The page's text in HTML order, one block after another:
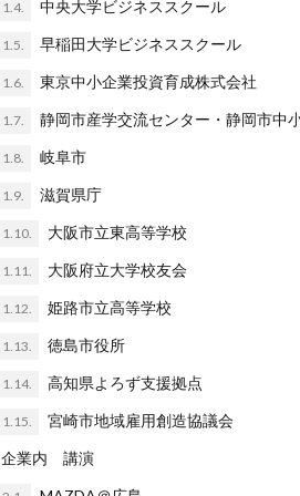
1.4. 中央大学ビジネススクール
1.5. 早稲田大学ビジネススクール
1.6. 東京中小企業投資育成株式会社
1.7. 静岡市産学交流センター・静岡市中
1.8. 岐阜市
1.9. 滋賀県庁
1.10. 大阪市立東高等学校
1.11. 大阪府立大学校友会
1.12. 姫路市立高等学校
1.13. 徳島市役所
1.14. 高知県よろず支援拠点
1.15. 宮崎市地域雇用創造協議会
企業内 講演